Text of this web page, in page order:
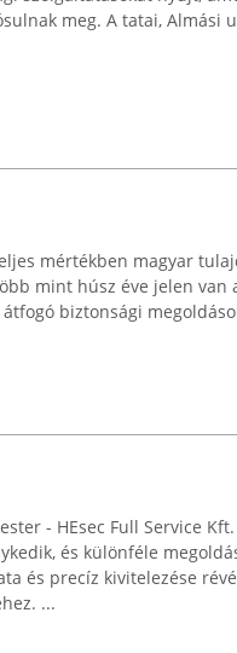
meg. A tatai, Almási
mértékben magyar
mint húsz éve jelen van
biztonsági
- HEsec Full Service
és különféle
és precíz kivitelezése
...